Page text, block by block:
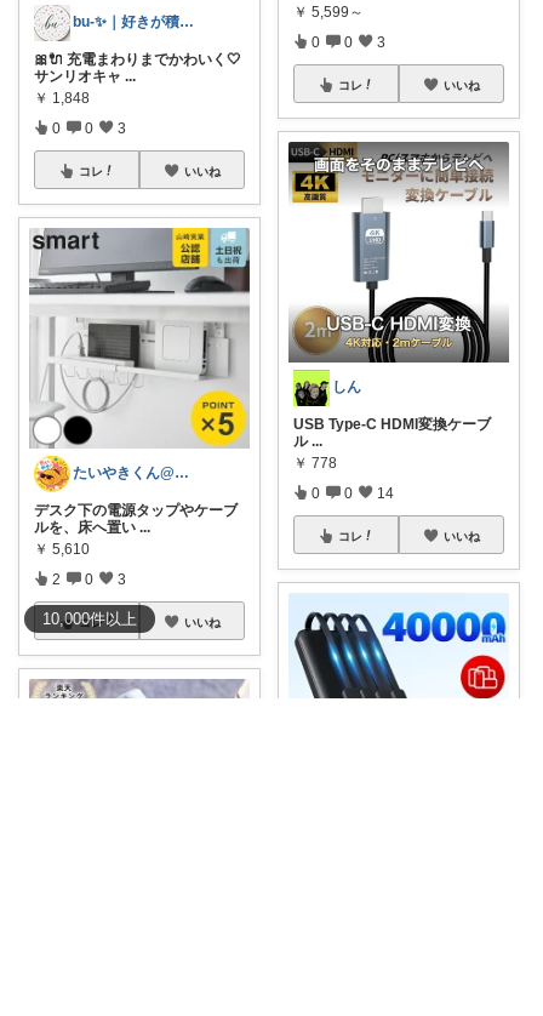
10,000件以上
bu-✨｜好きが積もるROOM
🎀🔌 充電まわりまでかわいく🤍
サンリオキャ ...
￥ 1,848
0 0 3
コレ いいね
たいやきくん@経由購入感謝です😊
デスク下の電源タップやケーブ
ルを、床へ置い ...
￥ 5,610
2 0 3
コレ いいね
￥ 5,599～
0 0 3
コレ いいね
しん
USB Type-C HDMI変換ケーブ
ル ...
￥ 778
0 0 14
コレ いいね